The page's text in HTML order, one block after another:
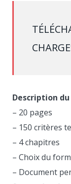
Description
– 20 pages
– 150 critères
– 4 chapitres
– Choix du
– Document